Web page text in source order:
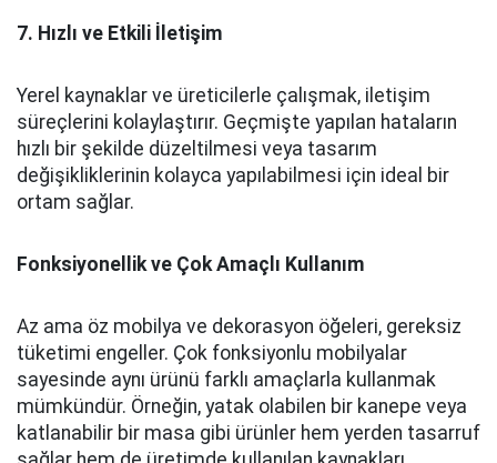
7. Hızlı ve Etkili İletişim
Yerel kaynaklar ve üreticilerle çalışmak, iletişim
süreçlerini kolaylaştırır. Geçmişte yapılan hataların
hızlı bir şekilde düzeltilmesi veya tasarım
değişikliklerinin kolayca yapılabilmesi için ideal bir
ortam sağlar.
Fonksiyonellik ve Çok Amaçlı Kullanım
Az ama öz mobilya ve dekorasyon öğeleri, gereksiz
tüketimi engeller. Çok fonksiyonlu mobilyalar
sayesinde aynı ürünü farklı amaçlarla kullanmak
mümkündür. Örneğin, yatak olabilen bir kanepe veya
katlanabilir bir masa gibi ürünler hem yerden tasarruf